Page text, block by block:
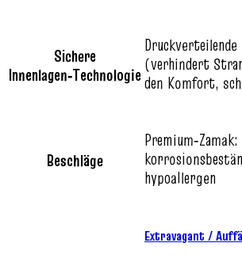
Sichere
Innenlagen‑Technologie
Druckverteilende
(verhindert
den Komfort,
Beschläge
hypoallergen
Extravagant /